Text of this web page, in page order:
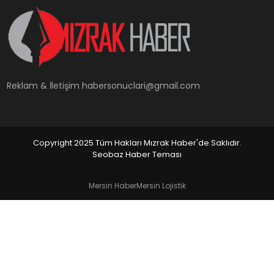
YAŞAM
Reklam & İletişimhabersonuclari@gmail.com
Copyright 2025 Tüm Hakları Mızrak Haber'de Saklıdır.
Seobaz Haber Teması
Mersin HaberMersin Lojistik